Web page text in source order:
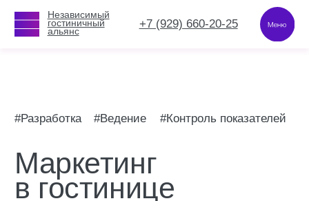
Независимый
гостиничный
альянс
+7 (929) 660-20-25
Независимый
гостиничный
альянс
+7 (929) 660-20-25
Маркетинг
или отеле
комплексное ведение и разовые услуги